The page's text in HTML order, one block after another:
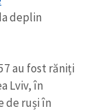
deplin
au fost răniți
Lviv, în
de ruși în